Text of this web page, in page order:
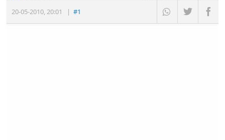
20-05-2010,20:01 |#1